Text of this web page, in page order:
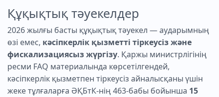
Құқықтық тәуекелдер
2026 жылғы басты құқықтық тәуекел — аударымның
өзі емес, кәсіпкерлік қызметті тіркеусіз және
фискализациясыз жүргізу. Қаржы министрлігінің
ресми FAQ материалында көрсетілгендей,
кәсіпкерлік қызметпен тіркеусіз айналысқаны үшін
жеке тұлғаларға ӘҚБтК-нің 463-бабы бойынша 15